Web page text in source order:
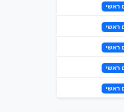
ראשי
ראשי
ראשי
ראשי
ראשי